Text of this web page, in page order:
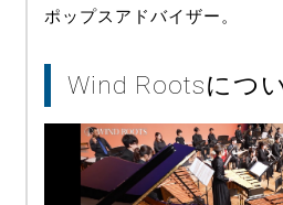
ポップスアドバイザー。
Wind Rootsにつ